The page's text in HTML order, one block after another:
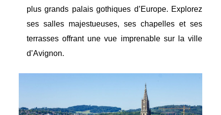
plus grands palais gothiques d’Europe. Explorez
ses salles majestueuses, ses chapelles et ses
terrasses offrant une vue imprenable sur la ville
d’Avignon.